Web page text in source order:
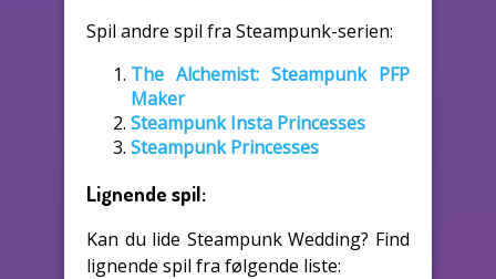
Spil andre spil fra Steampunk-serien:
The Alchemist: Steampunk PFP
Maker
Steampunk Insta Princesses
Steampunk Princesses
Lignende spil:
Kan du lide Steampunk Wedding? Find
lignende spil fra følgende liste: